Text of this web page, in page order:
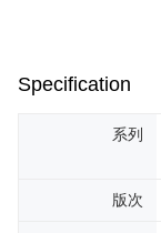
Specification
系列
版次